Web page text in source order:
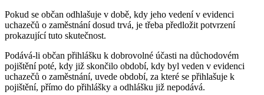
Pokud se občan odhlašuje v době, kdy jeho vedení v evidenci
uchazečů o zaměstnání dosud trvá, je třeba předložit potvrzení
prokazující tuto skutečnost.
Podává-li občan přihlášku k dobrovolné účasti na důchodovém
pojištění poté, kdy již skončilo období, kdy byl veden v evidenci
uchazečů o zaměstnání, uvede období, za které se přihlašuje k
pojištění, přímo do přihlášky a odhlášku již nepodává.